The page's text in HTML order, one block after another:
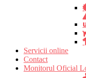
Servicii online
Contact
Monitorul Oficial